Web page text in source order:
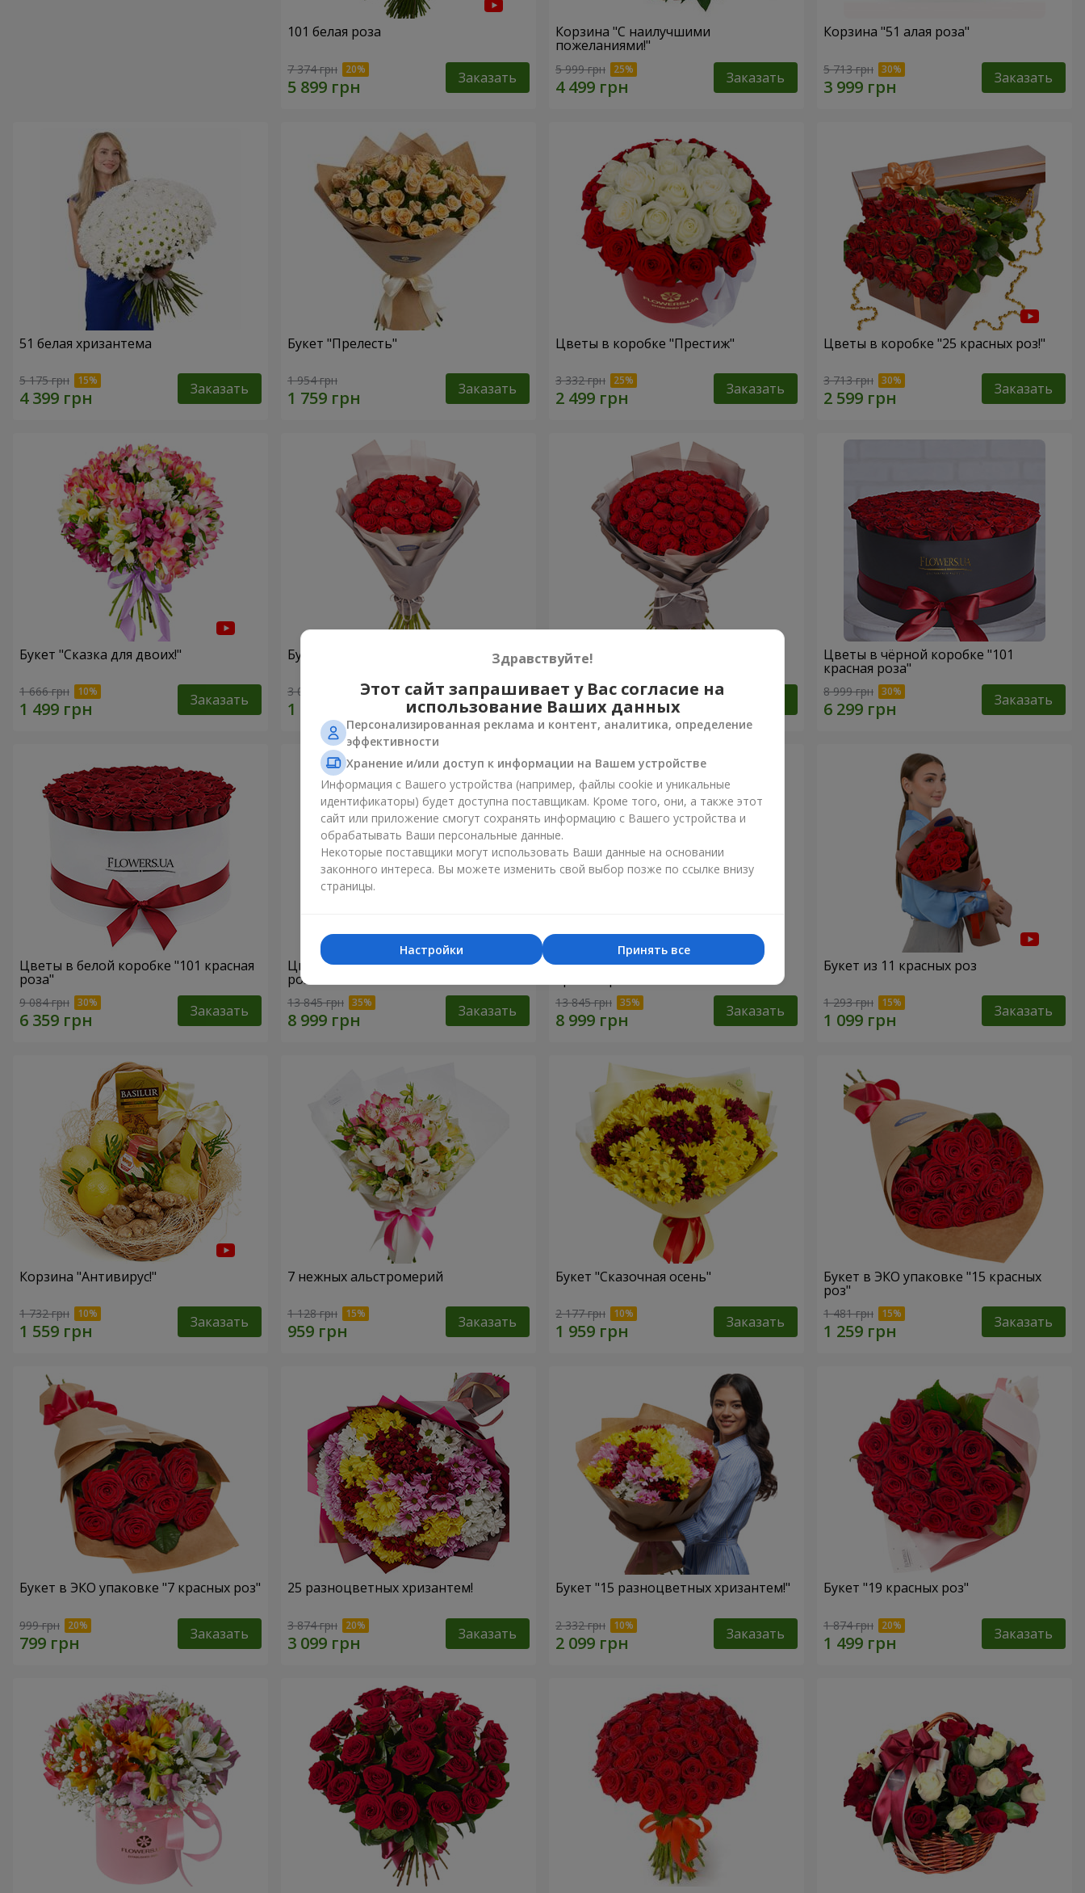
101 белая роза
7 374 грн Заказать
Корзина "С наилучшими
пожеланиями!"
5 999 грн Заказать
Корзина "51 алая роза"
5 713 грн Заказать
51 белая хризантема
5 175 грн Заказать
Букет "Прелесть"
1 954 грн Заказать
Цветы в коробке "Престиж"
3 332 грн Заказать
Цветы в коробке "25 красных роз!"
3 713 грн Заказать
Букет "Сказка для двоих!"
1 666 грн Заказать
Букет с упаковкой "25 красных роз"
3 014 грн Заказать
Букет в упаковке "51 красная роза"
4 768 грн
Цветы в чёрной коробке "101
красная роза"
8 999 грн Заказать
Цветы в белой коробке "101 красная
роза"
9 084 грн Заказать
Цветы в белой коробке "151 красная
роза"
13 845 грн Заказать
Цветы в чёрной коробке "151
13 845 грн Заказать
Букет из 11 красных роз
1 293 грн Заказать
Корзина "Антивирус!"
1 732 грн Заказать
7 нежных альстромерий
1 128 грн Заказать
Букет "Сказочная осень"
2 177 грн Заказать
Букет в ЭКО упаковке "15 красных
роз"
1 481 грн Заказать
Букет в ЭКО упаковке "7 красных роз"
999 грн Заказать
25 разноцветных хризантем!
3 874 грн Заказать
Букет "15 разноцветных хризантем!"
2 332 грн Заказать
Букет "19 красных роз"
1 874 грн Заказать
Здравствуйте!
Этот сайт запрашивает у Вас согласие на
использование Ваших данных
Персонализированная реклама и контент, аналитика, определение
эффективности
Хранение и/или доступ к информации на Вашем устройстве
Информация с Вашего устройства (например, файлы cookie и уникальные
идентификаторы) будет доступна поставщикам. Кроме того, они, а также этот
сайт или приложение смогут сохранять информацию с Вашего устройства и
обрабатывать Ваши персональные данные.
Некоторые поставщики могут использовать Ваши данные на основании
законного интереса. Вы можете изменить свой выбор позже по ссылке внизу
страницы.
Принять все
Настройки